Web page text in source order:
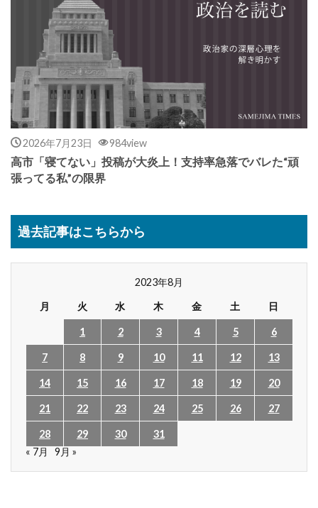
2026年7月23日 984view
高市「寝てない」投稿が大炎上！支持率急落でバレた“頑
張ってる私”の限界
過去記事はこちらから
2023年8月
月
火 水 木 金 土 日
1 2 3 4 5 6
7 8 9 10 11 12 13
14 15 16 17 18 19 20
21 22 23 24 25 26 27
28 29 30
31
« 7月
9月 »